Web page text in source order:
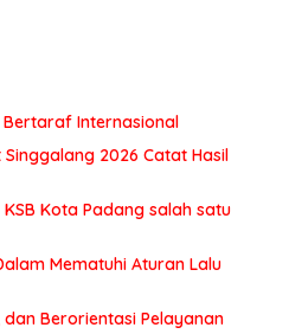
Bertaraf Internasional
2026 Catat Hasil
KSB Kota Padang salah satu
Mematuhi Aturan Lalu
Berorientasi Pelayanan